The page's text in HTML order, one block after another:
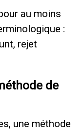
au moins
:
rejet
de
une méthode